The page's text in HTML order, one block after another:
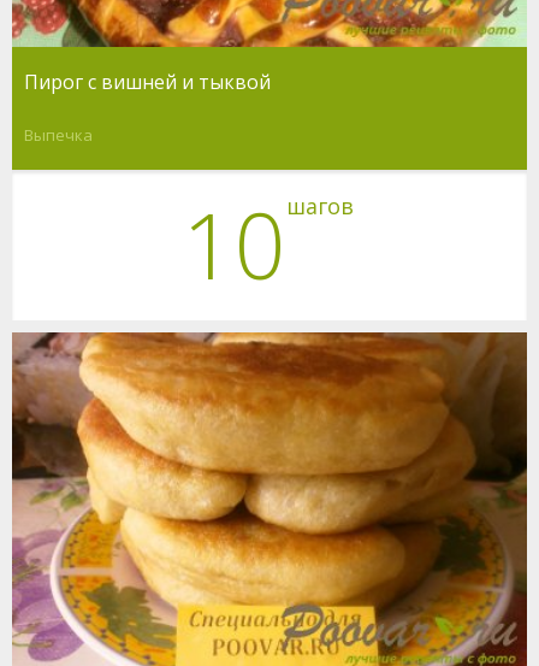
Пирог с вишней и тыквой
Выпечка
10 шагов